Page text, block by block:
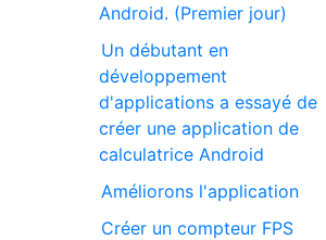
Android. (Premier jour)
Un débutant en
développement
d'applications a essayé de
créer une application de
calculatrice Android
Améliorons l'application
Créer un compteur FPS